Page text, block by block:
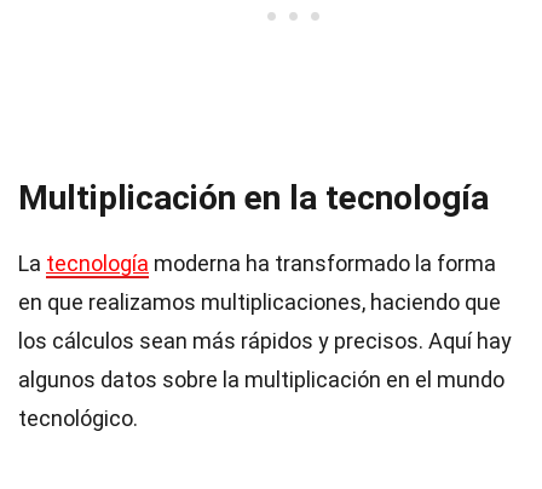
Multiplicación en la tecnología
La tecnología moderna ha transformado la forma
en que realizamos multiplicaciones, haciendo que
los cálculos sean más rápidos y precisos. Aquí hay
algunos datos sobre la multiplicación en el mundo
tecnológico.